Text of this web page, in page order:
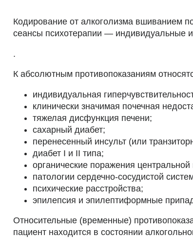
Кодирование от алкоголизма вшиванием
сеансы психотерапии — индивидуальные
.
К абсолютным противопоказаниям
индивидуальная
клинически значимая почечная
тяжелая дисфункция печени;
сахарный диабет;
перенесенный инсульт (или
диабет I и II типа;
органические поражения
патологии сердечно-сосудистой
психические расстройства;
эпилепсия и эпилептиформные
Относительные (временные)
пациент находится в состоянии